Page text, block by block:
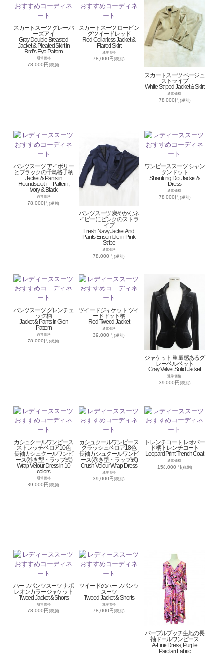
スカートスーツ グレーバ
ーズアイ
Gray Double Breasted
Jacket & Pleated Skirt in
Bird’s Eye Pattern
通常価格
78,000円(税別)
スカートスーツ ロービン
グツイードレッド
Red Collarless Jacket &
Flared Skirt
通常価格
78,000円(税別)
スカートスーツ ベージュ
ストライプ
White Striped Jacket & Skirt
通常価格
78,000円(税別)
パンツスーツ アイボリー
とブラックの千鳥格子柄
Jacket & Pants in
Houndstooth Pattern,
Ivory & Black
通常価格
78,000円(税別)
パンツスーツ 爽やかなネ
イビーにピンクのストラ
イプ
Fresh Navy Jacket And
Pants Ensemble in Pink
Stripe
通常価格
78,000円(税別)
ワンピーススーツ シャン
タンドット
Shantung Dot Jacket &
Dress
通常価格
78,000円(税別)
パンツスーツ グレンチェ
ック柄
Jacket & Pants in Glen
Pattern
通常価格
78,000円(税別)
ツイードジャケット ツイ
ードドット柄
Red Tweed Jacket
通常価格
39,000円(税別)
ジャケット 重量感あるグ
レーベルベット
Gray Velvet Solid Jacket
通常価格
39,000円(税別)
カシュクールワンピース
ストレッチベロア10色
長袖カシュクールワンピ
ース(巻き型・ラップ式)
Wrap Velour Dress in 10
colors
通常価格
39,000円(税別)
カシュクールワンピース
クラッシュベロア18色
長袖カシュクールワンピ
ース(巻き型・ラップ式)
Crush Velour Wrap Dress
通常価格
39,000円(税別)
トレンチコート レオパー
ド柄トレンチコート
Leopard Print Trench Coat
通常価格
158,000円(税別)
ハーフパンツスーツ ナポ
レオンカラージャケット
Tweed Jacket & Shorts
通常価格
78,000円(税別)
ツイードのハーフパンツ
スーツ
Tweed Jacket & Shorts
通常価格
78,000円(税別)
パープルプッチ生地の長
袖ドールワンピース
A-Line Dress, Purple
Parolari Fabric